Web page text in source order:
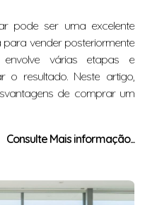
pode ser uma excelente
vender posteriormente
várias etapas e
o resultado. Neste artigo,
de comprar um
Consulte Mais informação...